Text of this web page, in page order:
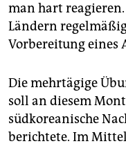
man hart
Ländern
Vorbereitung eines
Die mehrtägige
soll an diesem
südkoreanische
berichtete. Im